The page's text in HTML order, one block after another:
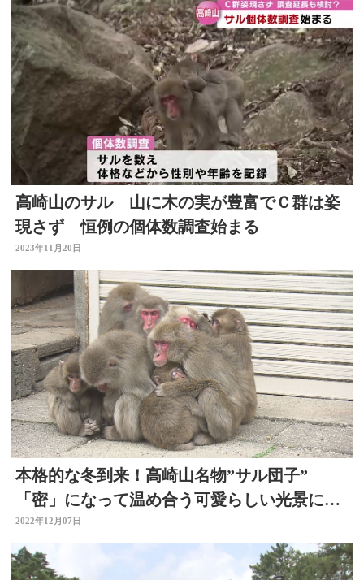
高崎山のサル 山に木の実が豊富でＣ群は姿
現さず 恒例の個体数調査始まる
2023年11月20日
本格的な冬到来！高崎山名物”サル団子”
「密」になって温め合う可愛らしい光景にホ
ッコリ
2022年12月07日